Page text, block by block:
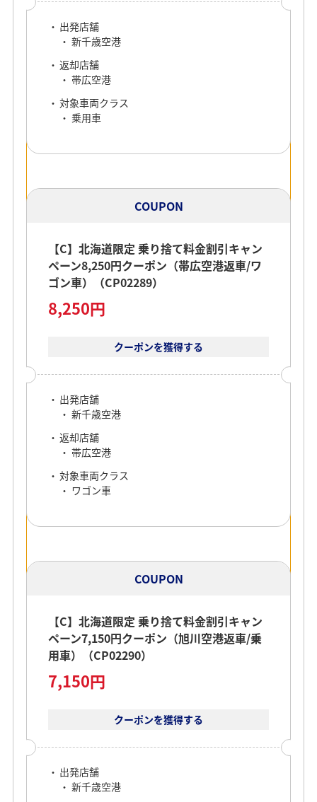
出発店舗
新千歳空港
返却店舗
帯広空港
対象車両クラス
乗用車
COUPON
【C】北海道限定 乗り捨て料金割引キャン
ペーン8,250円クーポン（帯広空港返車/ワ
ゴン車）（CP02289）
8,250円
クーポンを獲得する
出発店舗
新千歳空港
返却店舗
帯広空港
対象車両クラス
ワゴン車
COUPON
【C】北海道限定 乗り捨て料金割引キャン
ペーン7,150円クーポン（旭川空港返車/乗
用車）（CP02290）
7,150円
クーポンを獲得する
出発店舗
新千歳空港